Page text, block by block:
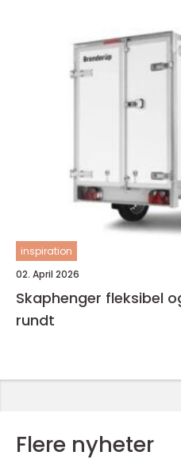
inspiration
02. April 2026
Skaphenger fleksibel og trygg transport året
rundt
Flere nyheter